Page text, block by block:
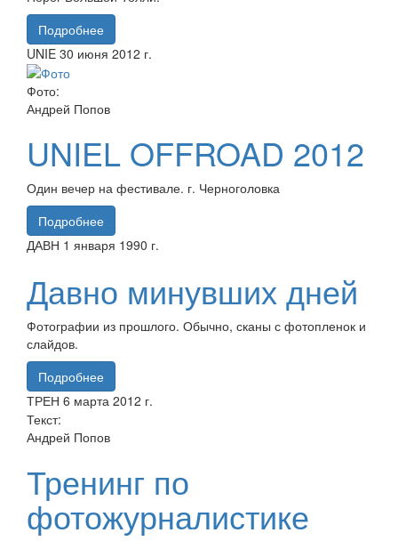
Подробнее
UNIE 30 июня 2012 г.
Фото:
Андрей Попов
UNIEL OFFROAD 2012
Один вечер на фестивале. г. Черноголовка
Подробнее
ДАВН 1 января 1990 г.
Давно минувших дней
Фотографии из прошлого. Обычно, сканы с фотопленок и
слайдов.
Подробнее
ТРЕН 6 марта 2012 г.
Текст:
Андрей Попов
Тренинг по
фотожурналистике